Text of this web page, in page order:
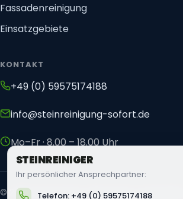
Fassadenreinigung
Einsatzgebiete
KONTAKT
+49 (0) 59575174188
info@steinreinigung-sofort.de
Mo–Fr · 8.00 – 18.00 Uhr
© 2026 Steinreiniger. Alle Rechte vorbehalten.
STEINREINIGER
Ihr persönlicher Ansprechpartner:
Telefon: +49 (0) 59575174188